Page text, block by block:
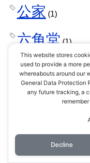
公家 (1)
六角堂(1)
六角承禎 (1)
六角義治(1)
This website stores
used to provide a more
whereabouts around our
General Data Protection
any future tracking, a
Decline